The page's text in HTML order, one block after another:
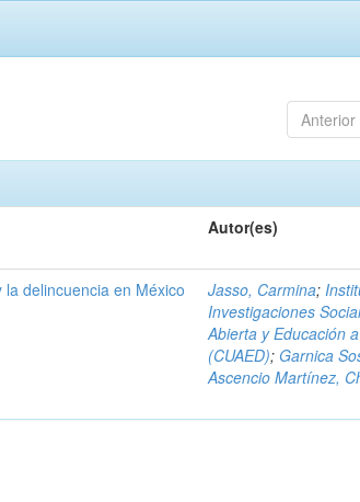
Anterior
Autor(es)
delincuencia en México Jasso, Carmina;
Investigaciones
Abierta y Educación
(CUAED); Garnica
Ascencio Martínez,